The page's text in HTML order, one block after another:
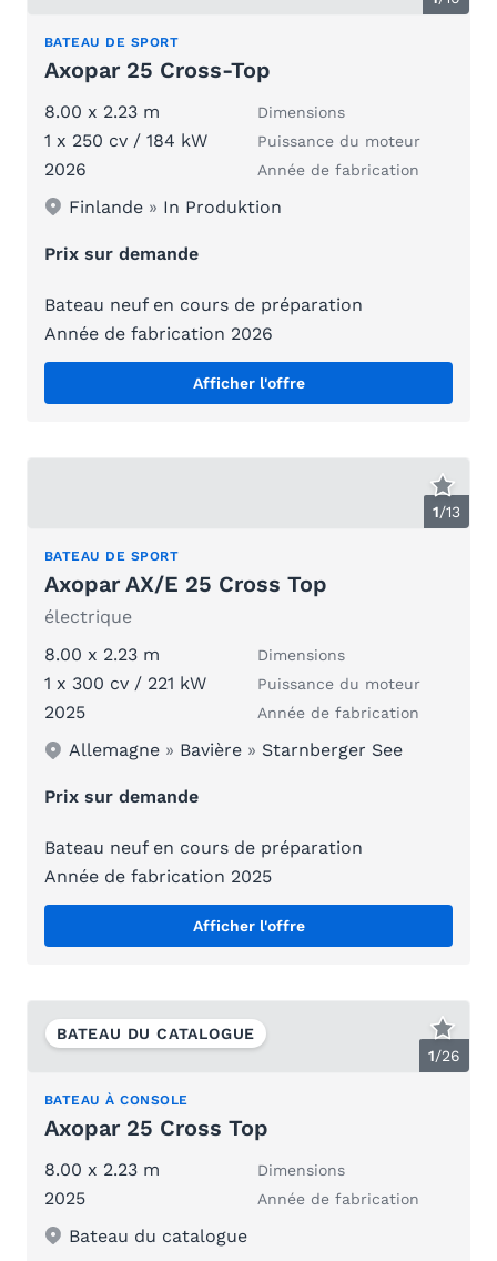
BATEAU DE SPORT
Axopar 25 Cross-Top
8.00 x 2.23 m Dimensions
1 x 250 cv / 184 kW Puissance du moteur
2026 Année de fabrication
Finlande » In Produktion
Prix sur demande
Bateau neuf en cours de préparation
Année de fabrication 2026
Afficher l'offre
1/13
BATEAU DE SPORT
Axopar AX/E 25 Cross Top
électrique
8.00 x 2.23 m
Dimensions
1 x 300 cv / 221 kW Puissance du moteur
2025 Année de fabrication
Allemagne » Bavière » Starnberger See
Prix sur demande
Bateau neuf en cours de préparation
Année de fabrication 2025
Afficher l'offre
1/26
BATEAU DU CATALOGUE
BATEAU À CONSOLE
Axopar 25 Cross Top
8.00 x 2.23 m Dimensions
2025 Année de fabrication
Bateau du catalogue